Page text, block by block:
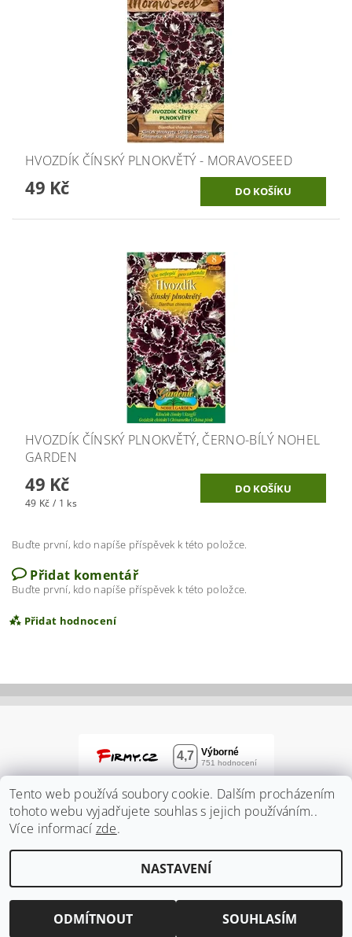
HVOZDÍK ČÍNSKÝ PLNOKVĚTÝ - MORAVOSEED
49 Kč
HVOZDÍK ČÍNSKÝ PLNOKVĚTÝ, ČERNO-BÍLÝ NOHEL
GARDEN
49 Kč
49 Kč / 1 ks
Buďte první, kdo napíše příspěvek k této položce.
Přidat komentář
Buďte první, kdo napíše příspěvek k této položce.
Přidat hodnocení
Vložením hodnocení souhlasíte spodmínkami
ochrany osobních údajů
2026 ©Zahradnidum.cz, všechna práva vyhrazena
Tento web používá soubory cookie. Dalším procházením
tohoto webu vyjadřujete souhlas s jejich používáním..
Více informací zde.
NASTAVENÍ
ODMÍTNOUT SOUHLASÍM